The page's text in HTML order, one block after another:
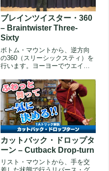
ブレインツイスター・360
– Braintwister Three-
Sixty
ボトム・マウントから、逆方向
の360（スリーシックスティ）を
行います。ヨーヨーでウエイト
い、...
カットバック・ドロップタ
ーン – Cutback Drop-turn
リスト・マウントから、手を交